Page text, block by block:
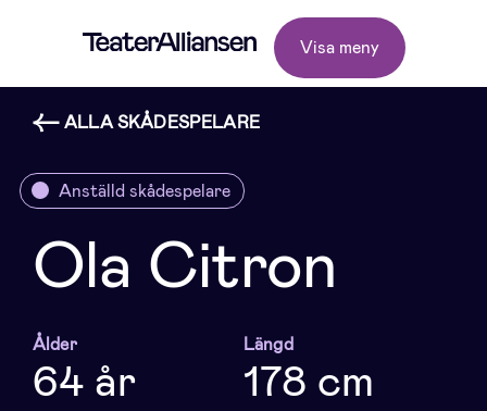
Visa meny
ALLA SKÅDESPELARE
Anställd skådespelare
Ola Citron
Ålder
64 år
Längd
178 cm